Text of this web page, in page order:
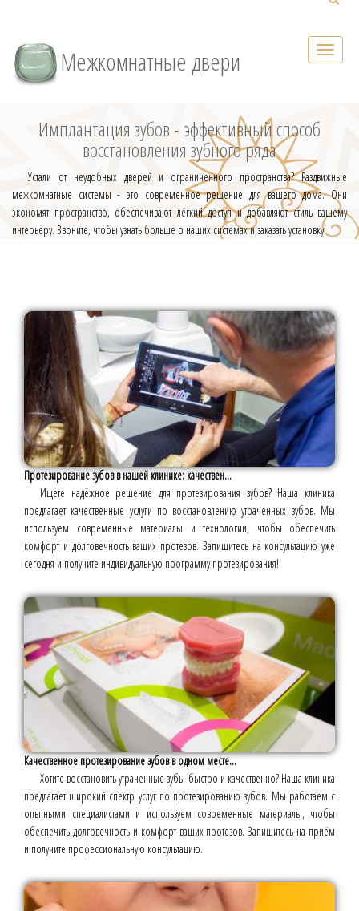
Межкомнатные двери
Имплантация зубов - эффективный способ
восстановления зубного ряда
Устали от неудобных дверей и ограниченного пространства? Раздвижные
межкомнатные системы - это современное решение для вашего дома. Они
экономят пространство, обеспечивают лёгкий доступ и добавляют стиль вашему
интерьеру. Звоните, чтобы узнать больше о наших системах и заказать установку!
Протезирование зубов в нашей клинике: качествен...
Ищете надёжное решение для протезирования зубов? Наша клиника
предлагает качественные услуги по восстановлению утраченных зубов. Мы
используем современные материалы и технологии, чтобы обеспечить
комфорт и долговечность ваших протезов. Запишитесь на консультацию уже
сегодня и получите индивидуальную программу протезирования!
Качественное протезирование зубов в одном месте...
Хотите восстановить утраченные зубы быстро и качественно? Наша клиника
предлагает широкий спектр услуг по протезированию зубов. Мы работаем с
опытными специалистами и используем современные материалы, чтобы
обеспечить долговечность и комфорт ваших протезов. Запишитесь на приём
и получите профессиональную консультацию.